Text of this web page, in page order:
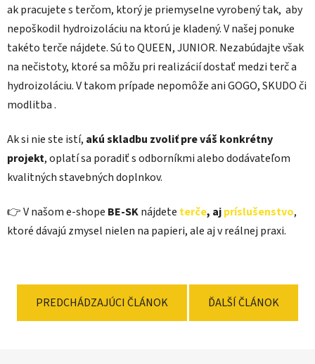
ak pracujete s terčom, ktorý je priemyselne vyrobený tak, aby
nepoškodil hydroizoláciu na ktorú je kladený. V našej ponuke
takéto terče nájdete. Sú to QUEEN, JUNIOR. Nezabúdajte však
na nečistoty, ktoré sa môžu pri realizácií dostať medzi terč a
hydroizoláciu. V takom prípade nepomôže ani GOGO, SKUDO či
modlitba .
Ak si nie ste istí, akú skladbu zvoliť pre váš konkrétny
projekt, oplatí sa poradiť s odborníkmi alebo dodávateľom
kvalitných stavebných doplnkov.
👉 V našom e-shope BE-SKnájdete terče, ajpríslušenstvo,
ktoré dávajú zmysel nielen na papieri, ale aj v reálnej praxi.
PREDCHÁDZAJÚCI ČLÁNOK ĎALŠÍ ČLÁNOK